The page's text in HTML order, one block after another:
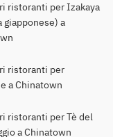
ristoranti per Izakaya
giapponese) a
ristoranti per
a Chinatown
ristoranti per Tè del
a Chinatown